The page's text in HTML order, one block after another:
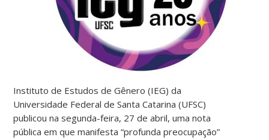
Instituto de Estudos de Gênero (IEG) da
Universidade Federal de Santa Catarina (UFSC)
publicou na segunda-feira, 27 de abril, uma nota
pública em que manifesta “profunda preocupação”